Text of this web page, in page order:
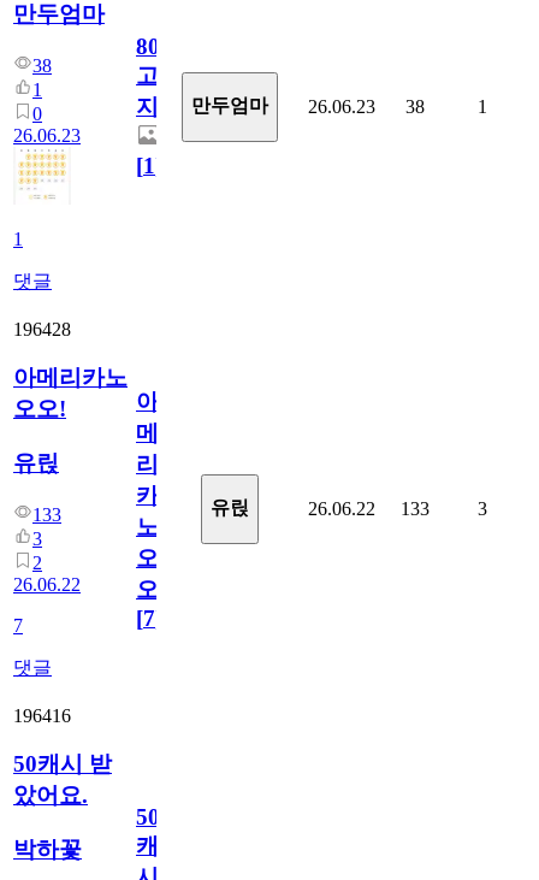
만두엄마
38
1
0
26.06.23
1
댓글
800
고
지.
[1]
만두엄마 26.06.23 38 1
196428
아메리카노
오오!
유릱
133
3
2
26.06.22
7
댓글
아
메
리
카
노
오
오!
[7]
유릱 26.06.22 133 3
196416
50캐시 받
았어요.
박하꽃
50
캐